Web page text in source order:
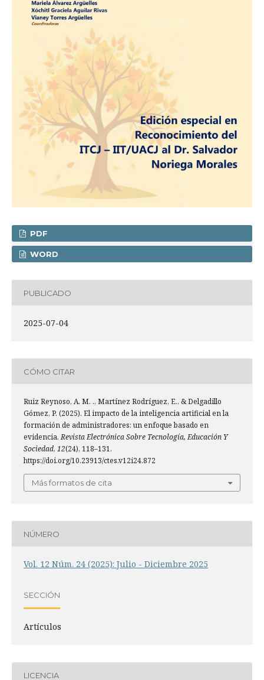
PDF
WORD
PUBLICADO
2025-07-04
CÓMO CITAR
Ruiz Reynoso, A. M. ., Martínez Rodríguez, E., & Delgadillo
Gómez, P. (2025). El impacto de la inteligencia artificial en la
formación de administradores: un enfoque basado en
evidencia.Revista Electrónica Sobre Tecnología, Educación Y
Sociedad, 12(24), 118–131.
https://doi.org/10.23913/ctes.v12i24.872
Más formatos de cita
NÚMERO
Vol. 12 Núm. 24 (2025): Julio - Diciembre 2025
SECCIÓN
Artículos
LICENCIA